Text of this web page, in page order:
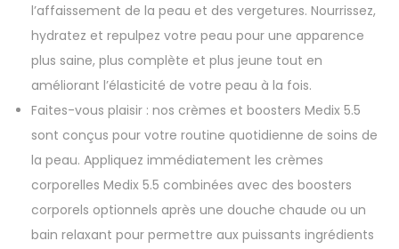
l’affaissement de la peau et des vergetures. Nourrissez,
hydratez et repulpez votre peau pour une apparence
plus saine, plus complète et plus jeune tout en
améliorant l’élasticité de votre peau à la fois.
Faites-vous plaisir : nos crèmes et boosters Medix 5.5
sont conçus pour votre routine quotidienne de soins de
la peau. Appliquez immédiatement les crèmes
corporelles Medix 5.5 combinées avec des boosters
corporels optionnels après une douche chaude ou un
bain relaxant pour permettre aux puissants ingrédients